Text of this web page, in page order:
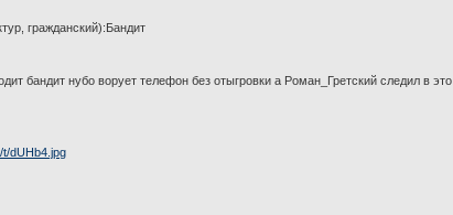
гражданский):Бандит
бандит нубо ворует телефон без отыгровки а Роман_Гретский следил в это